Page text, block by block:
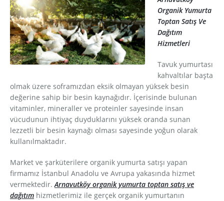
Ürünlerimiz
Galeri
Referanslar
Organik Yumurta
Toptan Satış Ve
Dağıtım
Hizmetleri
Tavuk yumurtası
kahvaltılar başta
olmak üzere soframızdan eksik olmayan yüksek besin
değerine sahip bir besin kaynağıdır. İçerisinde bulunan
vitaminler, mineraller ve proteinler sayesinde insan
vücudunun ihtiyaç duyduklarını yüksek oranda sunan
lezzetli bir besin kaynağı olması sayesinde yoğun olarak
kullanılmaktadır.
Market ve şarküterilere organik yumurta satışı yapan
firmamız İstanbul Anadolu ve Avrupa yakasında hizmet
vermektedir.Arnavutköy organik yumurta toptan satış ve
dağıtım hizmetlerimiz ile gerçek organik yumurtanın